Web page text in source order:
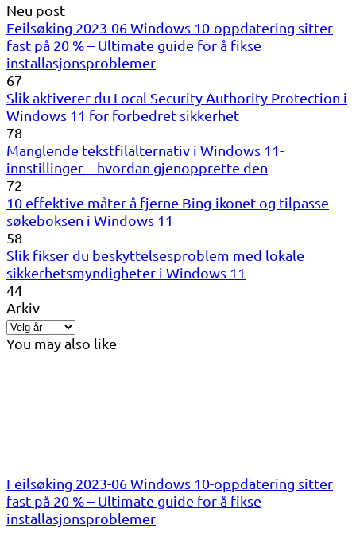
Neu post
Feilsøking 2023-06 Windows 10-oppdatering sitter
fast på 20 % – Ultimate guide for å fikse
installasjonsproblemer
67
Slik aktiverer du Local Security Authority Protection i
Windows 11 for forbedret sikkerhet
78
Manglende tekstfilalternativ i Windows 11-
innstillinger – hvordan gjenopprette den
72
10 effektive måter å fjerne Bing-ikonet og tilpasse
søkeboksen i Windows 11
58
Slik fikser du beskyttelsesproblem med lokale
sikkerhetsmyndigheter i Windows 11
44
Arkiv
You may also like
Feilsøking 2023-06 Windows 10-oppdatering sitter
fast på 20 % – Ultimate guide for å fikse
installasjonsproblemer